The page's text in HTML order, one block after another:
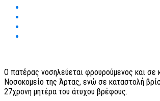
Ο πατέρας νοσηλεύεται φρουρούμενος και σε
Νοσοκομείο της Άρτας, ενώ σε καταστολή
27χρονη μητέρα του άτυχου βρέφους.